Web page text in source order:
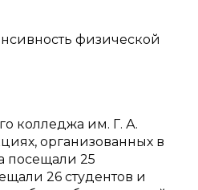
физической
колледжа им. Г. А.
организованных в
посещали 25
26 студентов и